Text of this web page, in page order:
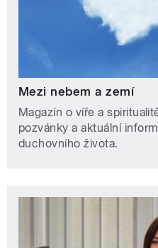
Mezi nebem a zemí
Magazín o víře a
pozvánky a aktuální
duchovního života.